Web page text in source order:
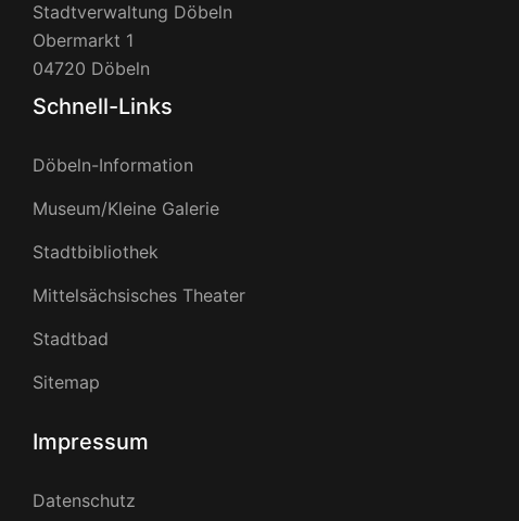
Stadtverwaltung Döbeln
Obermarkt 1
04720 Döbeln
Schnell-Links
Döbeln-Information
Museum/Kleine Galerie
Stadtbibliothek
Mittelsächsisches Theater
Stadtbad
Sitemap
Impressum
Datenschutz